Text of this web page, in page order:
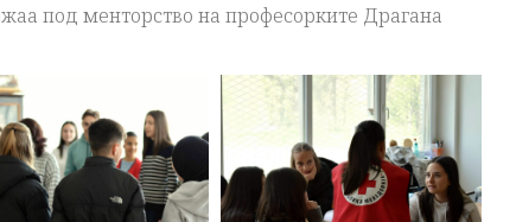
под менторство на професорките Драгана